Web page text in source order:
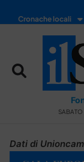
Cronache locali
Dati di